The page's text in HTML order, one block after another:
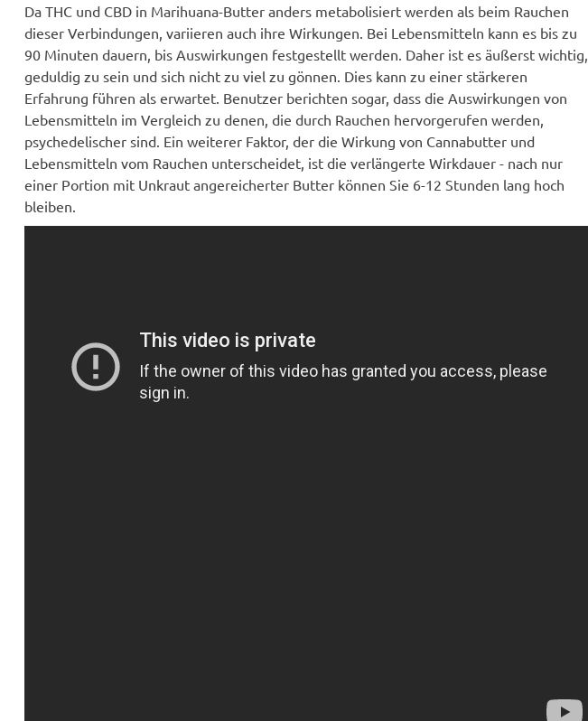
Da THC und CBD in Marihuana-Butter anders metabolisiert werden als beim Rauchen
dieser Verbindungen, variieren auch ihre Wirkungen. Bei Lebensmitteln kann es bis zu
90 Minuten dauern, bis Auswirkungen festgestellt werden. Daher ist es äußerst wichtig,
geduldig zu sein und sich nicht zu viel zu gönnen. Dies kann zu einer stärkeren
Erfahrung führen als erwartet. Benutzer berichten sogar, dass die Auswirkungen von
Lebensmitteln im Vergleich zu denen, die durch Rauchen hervorgerufen werden,
psychedelischer sind. Ein weiterer Faktor, der die Wirkung von Cannabutter und
Lebensmitteln vom Rauchen unterscheidet, ist die verlängerte Wirkdauer - nach nur
einer Portion mit Unkraut angereicherter Butter können Sie 6-12 Stunden lang hoch
bleiben.